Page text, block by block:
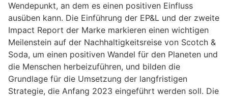
Wendepunkt, an dem es einen positiven Einfluss
ausüben kann. Die Einführung der EP&L und der zweite
Impact Report der Marke markieren einen wichtigen
Meilenstein auf der Nachhaltigkeitsreise von Scotch &
Soda, um einen positiven Wandel für den Planeten und
die Menschen herbeizuführen, und bilden die
Grundlage für die Umsetzung der langfristigen
Strategie, die Anfang 2023 eingeführt werden soll. Die